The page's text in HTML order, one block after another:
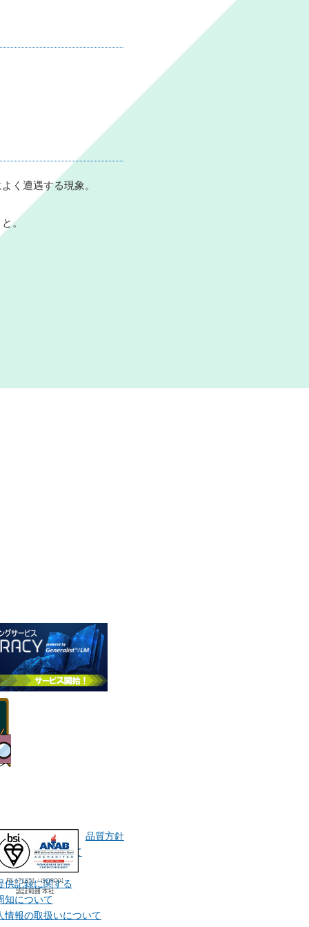
く遭遇する現象。
。
保護方針
の取扱いについて
データ又は
供記録に関する
知について
情報の取扱いについて
FS 671851 / ISO9001
認証範囲 本社
品質方針